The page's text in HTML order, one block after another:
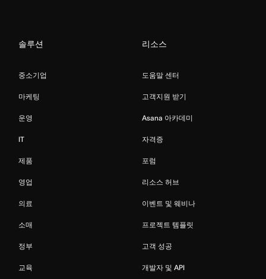
솔루션
중소기업
마케팅
운영
IT
제품
영업
의료
소매
정부
교육
리소스
도움말 센터
고객지원 받기
Asana 아카데미
자격증
포럼
리소스 허브
이벤트 및 웨비나
프로젝트 템플릿
고객 성공
개발자 및 API